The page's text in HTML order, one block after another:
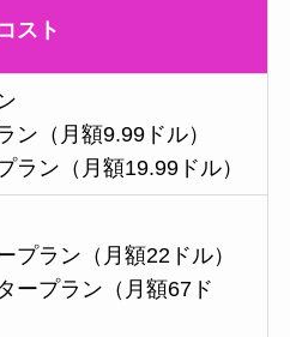
スト
ン（月額9.99ドル）
ラン（月額19.99ドル）
プラン（月額22ドル）
ープラン（月額67ド